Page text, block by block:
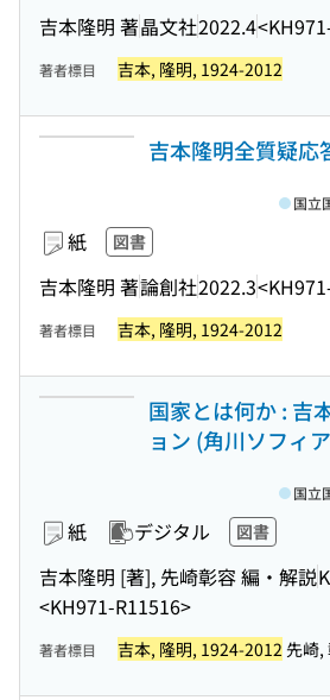
吉本隆明 著晶文社2022.4
著者標目 吉本, 隆明, 1924-2012
吉本隆明全質疑応
紙 図書
吉本隆明 著論創社2022.3
国立
著者標目 吉本, 隆明, 1924-2012
国家とは何か : 吉
ョン (角川ソフィ
紙 デジタル 図書
吉本隆明 [著], 先崎彰容 編・解説
<KH971-R11516>
国立
著者標目 吉本, 隆明, 1924-2012 先崎,